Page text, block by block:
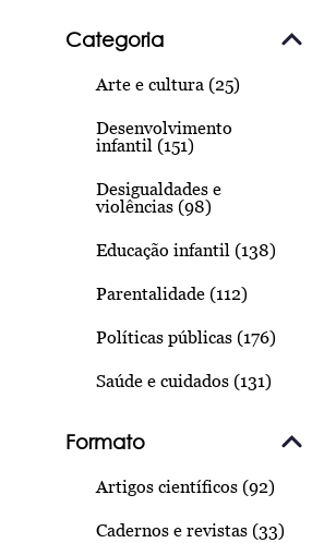
Categoria
Arte e cultura (25)
Desenvolvimento
infantil (151)
Desigualdades e
violências (98)
Educação infantil (138)
Parentalidade (112)
Políticas públicas (176)
Saúde e cuidados (131)
Formato
Artigos científicos (92)
Cadernos e revistas (33)